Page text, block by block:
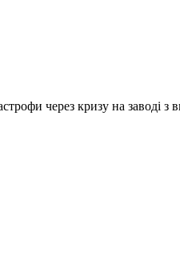
через кризу на заводі з